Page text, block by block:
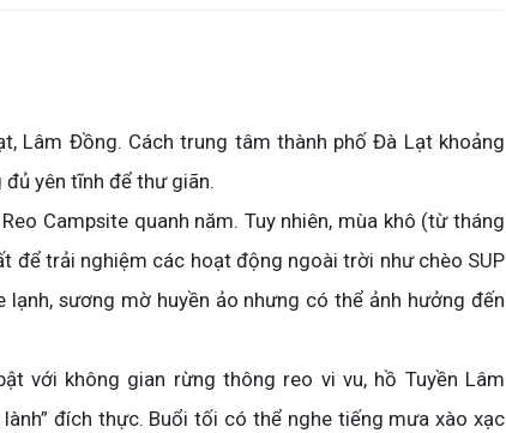
Lâm Đồng. Cách trung tâm thành phố Đà Lạt khoảng
đủ yên tĩnh để thư giãn.
Campsite quanh năm. Tuy nhiên, mùa khô (từ tháng
để trải nghiệm các hoạt động ngoài trời như chèo SUP
sương mờ huyền ảo nhưng có thể ảnh hưởng đến
với không gian rừng thông reo vi vu, hồ Tuyền Lâm
đích thực. Buổi tối có thể nghe tiếng mưa xào xạc